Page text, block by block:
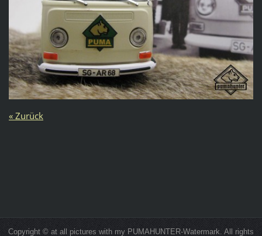
« Zurück
Copyright © at all pictures with my PUMAHUNTER-Watermark. All rights